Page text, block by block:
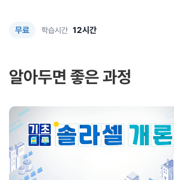
무료 학습시간 12시간
알아두면 좋은 과정